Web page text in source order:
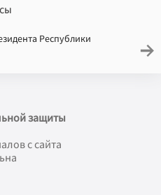
Республики
защиты
с сайта